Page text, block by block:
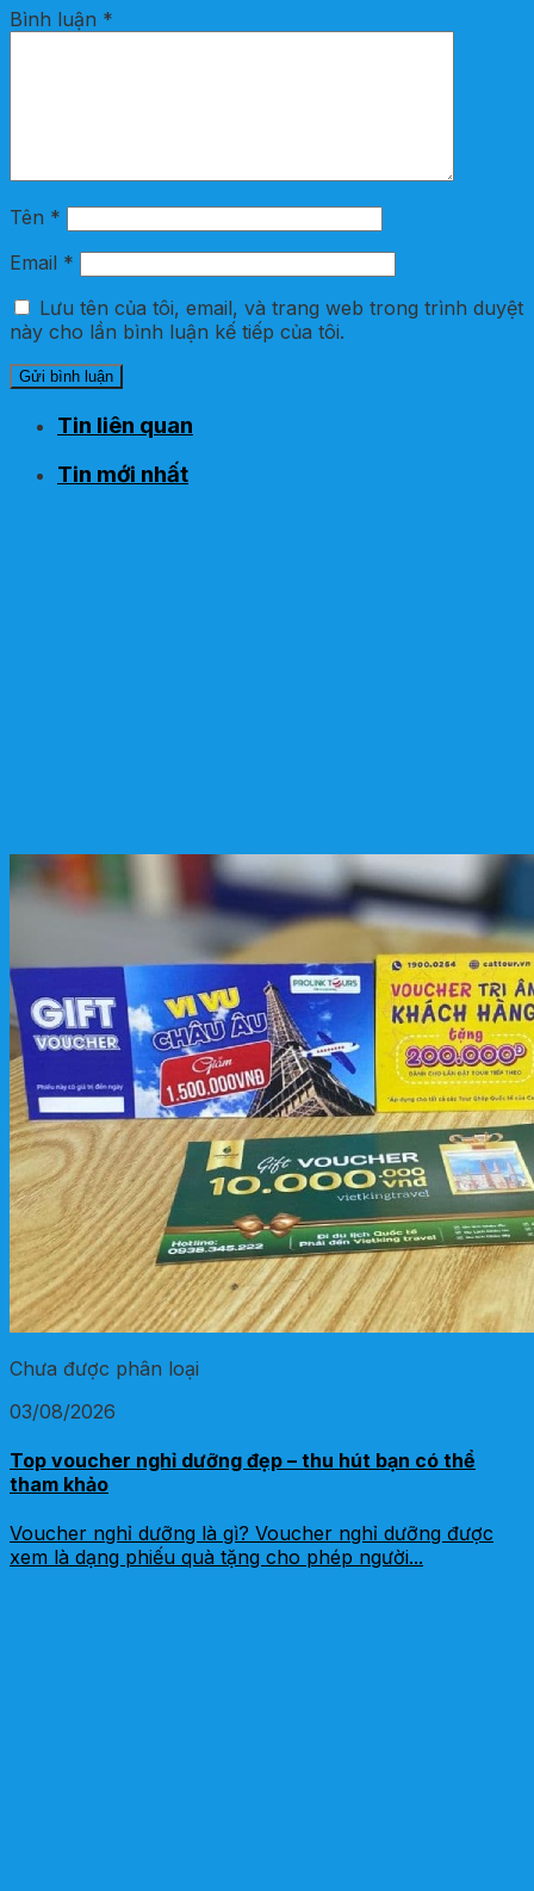
Bình luận *
Tên *
Email *
Lưu tên của tôi, email, và trang web trong trình duyệt
này cho lần bình luận kế tiếp của tôi.
Tin liên quan
Tin mới nhất
Chưa được phân loại
03/08/2026
Top voucher nghỉ dưỡng đẹp – thu hút bạn có thể
tham khảo
Voucher nghỉ dưỡng là gì? Voucher nghỉ dưỡng được
xem là dạng phiếu quà tặng cho phép người...